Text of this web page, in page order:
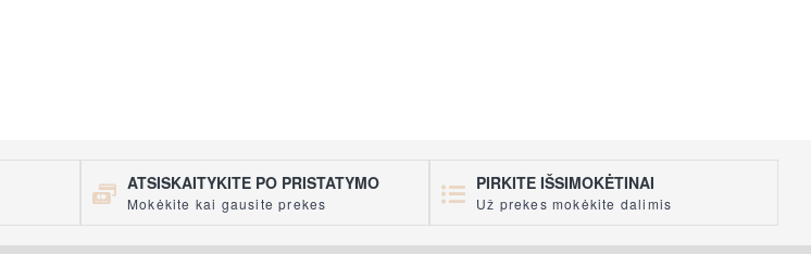
ATSISKAITYKITE PO PRISTATYMO
Mokėkite kai gausite prekes
PIRKITE IŠSIMOKĖTINAI
Už prekes mokėkite dalimis